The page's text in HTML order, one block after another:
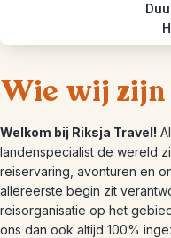
Wie wij zijn
Welkom bij Riksja Travel!
landenspecialist de wereld
reiservaring, avonturen en
allereerste begin zit
reisorganisatie op het
ons dan ook altijd 100%